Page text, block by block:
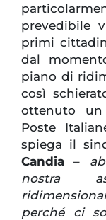
prevedibile
primi
dal
piano di
così
ottenuto
Poste
spiega il
Candia –
nostra
perché ci